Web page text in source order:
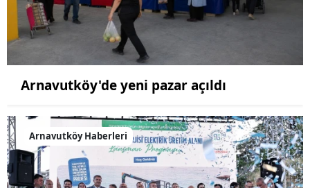
Arnavutköy'de yeni pazar açıldı
Arnavutköy Haberleri